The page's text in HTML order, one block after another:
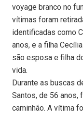
voyage branco no
vítimas foram
identificadas como
anos, e a filha
são esposa e filha
vida.
Durante as buscas
Santos, de 56 anos,
caminhão. A vítima